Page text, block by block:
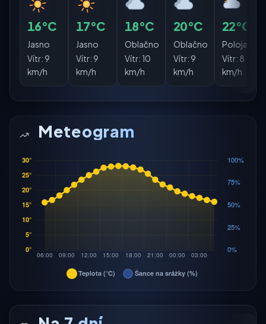
16°C
Jasno
Vítr: 9
km/h
17°C
Jasno
Vítr: 9
km/h
18°C
Oblačno
Vítr: 10
km/h
20°C
Oblačno
Vítr: 9
km/h
22°C
Polojasno
Vítr: 8
km/h
Meteogram